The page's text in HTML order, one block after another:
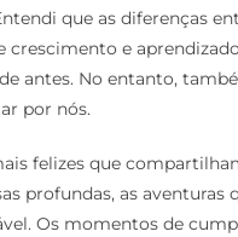
que as diferenças
e
antes. No entanto,
por nós.
felizes que
profundas, as
Os momentos de